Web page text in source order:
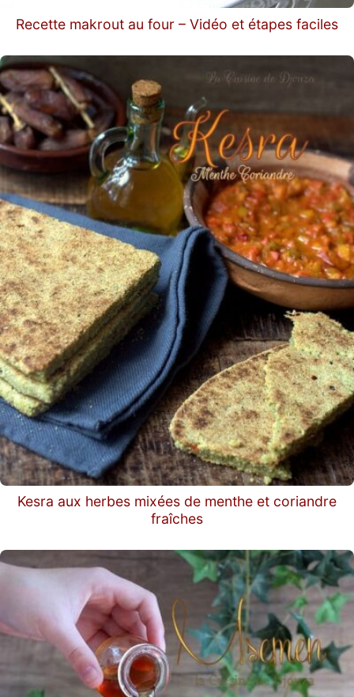
Recette makrout au four – Vidéo et étapes faciles
Kesra aux herbes mixées de menthe et coriandre
fraîches